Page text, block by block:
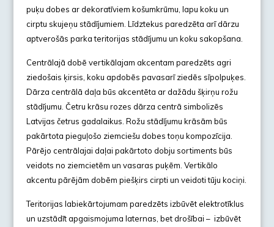
puķu dobes ar dekoratīviem košumkrūmu, lapu koku un
cirptu skujeņu stādījumiem. Līdztekus paredzēta arī dārzu
aptverošās parka teritorijas stādījumu un koku sakopšana.
Centrālajā dobē vertikālajam akcentam paredzēts agri
ziedošais ķirsis, koku apdobēs pavasarī ziedēs sīpolpuķes.
Dārza centrālā daļa būs akcentēta ar dažādu šķirņu rožu
stādījumu. Četru krāsu rozes dārza centrā simbolizēs
Latvijas četrus gadalaikus. Rožu stādījumu krāsām būs
pakārtota pieguļošo ziemciešu dobes toņu kompozīcija.
Pārējo centrālajai daļai pakārtoto dobju sortiments būs
veidots no ziemcietēm un vasaras puķēm. Vertikālo
akcentu pārējām dobēm piešķirs cirpti un veidoti tūju kociņi.
Teritorijas labiekārtojumam paredzēts izbūvēt elektrotīklus
un uzstādīt apgaismojuma laternas, bet drošībai – izbūvēt